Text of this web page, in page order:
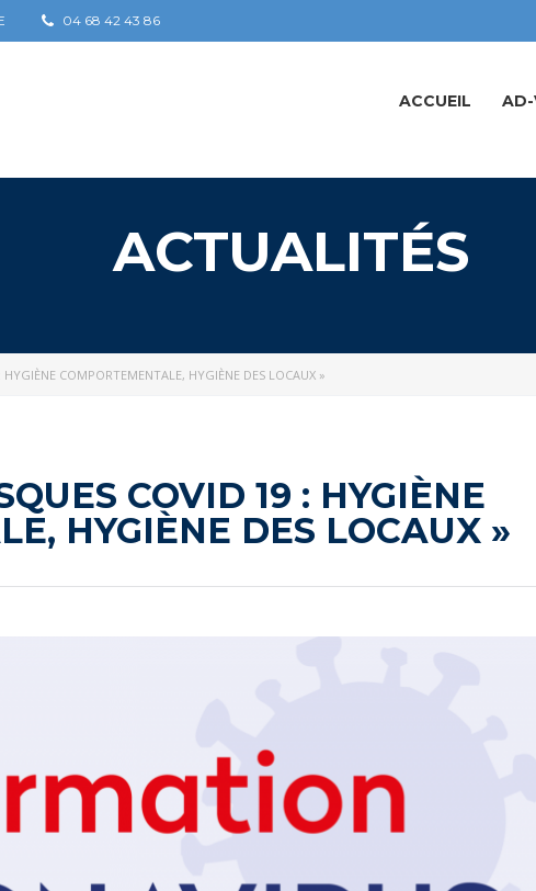
04 68 42 43 86
ACCUEIL AD-
ACTUALITÉS
COMPORTEMENTALE, HYGIÈNE DES LOCAUX »
COVID 19 : HYGIÈNE
HYGIÈNE DES LOCAUX »